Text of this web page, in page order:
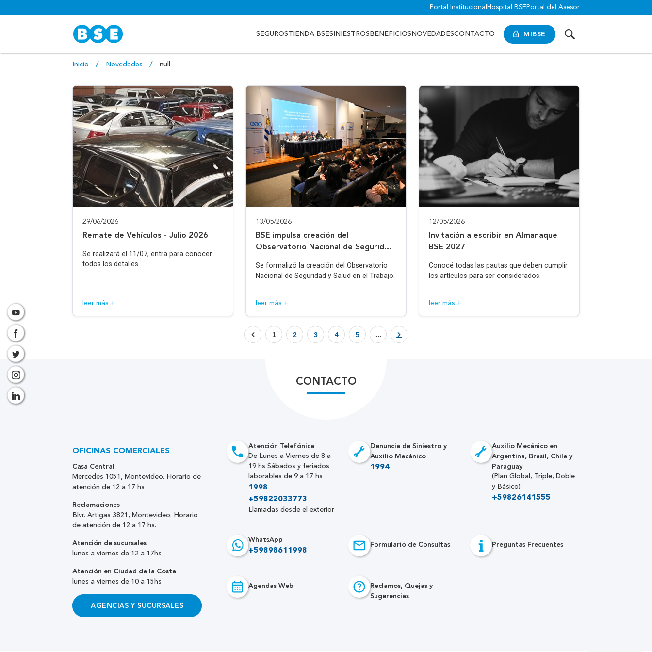
Portal Institucional Hospital BSE Portal del Asesor
MIBSE
SEGUROSTIENDA BSESINIESTROS BENEFICIOS NOVEDADESCONTACTO
Inicio Novedades null
29/06/2026
Remate de Vehículos - Julio 2026
Se realizará el 11/07, entra para conocer
todos los detalles.
leer más +
13/05/2026
BSE impulsa creación del
Observatorio Nacional de Seguridad
Se formalizó la creación del Observatorio
Nacional de Seguridad y Salud en el Trabajo.
leer más +
12/05/2026
Invitación a escribir en Almanaque
BSE 2027
Conocé todas las pautas que deben cumplir
los artículos para ser considerados.
leer más +
1 2 3 4 5 ...
CONTACTO
Atención Telefónica
De Lunes a Viernes de 8 a
19 hs Sábados y feriados
laborables de 9 a 17 hs
1998
+59822033773
Llamadas desde el exterior
Denuncia de Siniestro y
Auxilio Mecánico
1994
Auxilio Mecánico en
Argentina, Brasil, Chile y
Paraguay
(Plan Global, Triple, Doble
y Básico)
+59826141555
WhatsApp
+59898611998
Formulario de Consultas Preguntas Frecuentes
Agendas Web
Reclamos, Quejas y
Sugerencias
OFICINAS COMERCIALES
Casa Central
Mercedes 1051, Montevideo. Horario de
atención de 12 a 17 hs
Reclamaciones
Blvr. Artigas 3821, Montevideo. Horario
de atención de 12 a 17 hs.
Atención de sucursales
lunes a viernes de 12 a 17hs
Atención en Ciudad de la Costa
lunes a viernes de 10 a 15hs
AGENCIAS Y SUCURSALES